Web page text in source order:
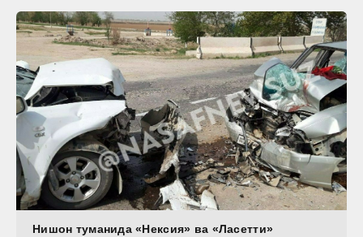
Нишон туманида «Некcия» ва «Ласетти»